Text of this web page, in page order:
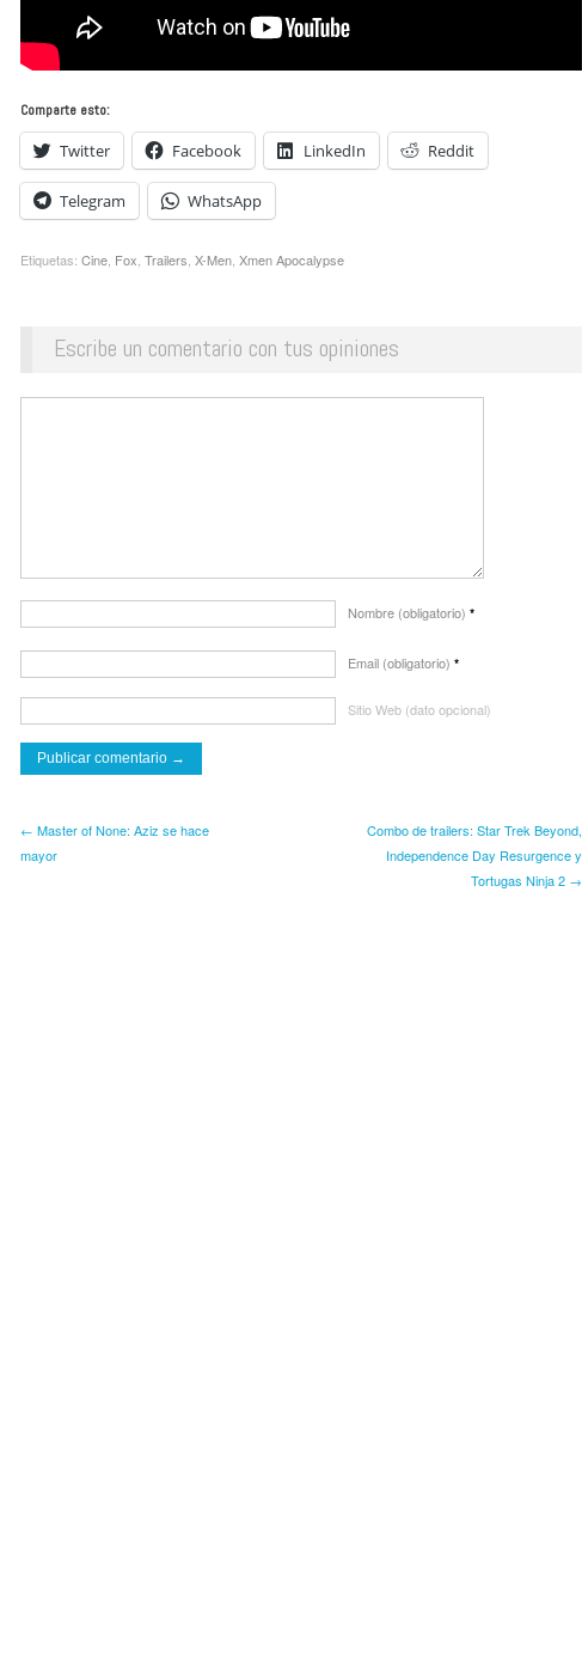
Comparte esto:
Twitter Facebook LinkedIn Reddit
Telegram WhatsApp
Etiquetas: Cine Fox Trailers X-Men Xmen Apocalypse
Escribe un comentario con tus opiniones
Nombre (obligatorio) *
Email (obligatorio) *
Sitio Web (dato opcional)
← Master of None: Aziz se hace
mayor
Combo de trailers: Star Trek Beyond,
Independence Day Resurgence y
Tortugas Ninja 2 →